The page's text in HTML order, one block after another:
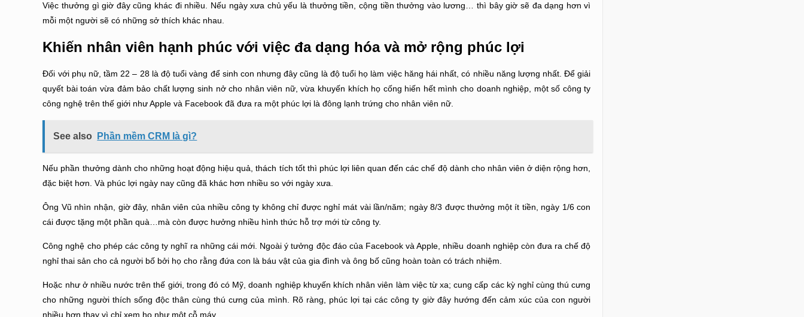
Việc thưởng gì giờ đây cũng khác đi nhiều. Nếu ngày xưa chủ yếu là thưởng tiền, cộng tiền thưởng vào lương… thì bây giờ sẽ đa dạng hơn vì
mỗi một người sẽ có những sở thích khác nhau.
Khiến nhân viên hạnh phúc với việc đa dạng hóa và mở rộng phúc lợi
Đối với phụ nữ, tầm 22 – 28 là độ tuổi vàng để sinh con nhưng đây cũng là độ tuổi họ làm việc hăng hái nhất, có nhiều năng lượng nhất. Để giải
quyết bài toán vừa đảm bảo chất lượng sinh nở cho nhân viên nữ, vừa khuyến khích họ cống hiến hết mình cho doanh nghiệp, một số công ty
công nghệ trên thế giới như Apple và Facebook đã đưa ra một phúc lợi là đông lạnh trứng cho nhân viên nữ.
See also Phần mềm CRM là gì?
Nếu phần thưởng dành cho những hoạt động hiệu quả, thách tích tốt thì phúc lợi liên quan đến các chế độ dành cho nhân viên ở diện rộng hơn,
đặc biệt hơn. Và phúc lợi ngày nay cũng đã khác hơn nhiều so với ngày xưa.
Ông Vũ nhìn nhận, giờ đây, nhân viên của nhiều công ty không chỉ được nghỉ mát vài lần/năm; ngày 8/3 được thưởng một ít tiền, ngày 1/6 con
cái được tặng một phần quà…mà còn được hưởng nhiều hình thức hỗ trợ mới từ công ty.
Công nghệ cho phép các công ty nghĩ ra những cái mới. Ngoài ý tưởng độc đáo của Facebook và Apple, nhiều doanh nghiệp còn đưa ra chế độ
nghỉ thai sản cho cả người bố bởi họ cho rằng đứa con là báu vật của gia đình và ông bố cũng hoàn toàn có trách nhiệm.
Hoặc như ở nhiều nước trên thế giới, trong đó có Mỹ, doanh nghiệp khuyến khích nhân viên làm việc từ xa; cung cấp các kỳ nghỉ cùng thú cưng
cho những người thích sống độc thân cùng thú cưng của mình. Rõ ràng, phúc lợi tại các công ty giờ đây hướng đến cảm xúc của con người
nhiều hơn thay vì chỉ xem họ như một cỗ máy.